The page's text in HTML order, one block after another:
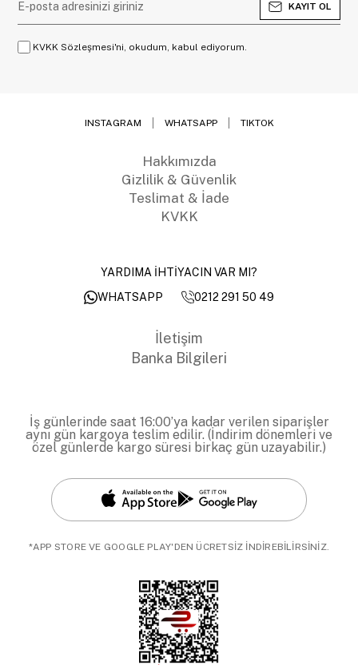
KAYIT OL
KVKK Sözleşmesi'ni, okudum, kabul ediyorum.
INSTAGRAM WHATSAPP TIKTOK
Hakkımızda
Gizlilik & Güvenlik
Teslimat & İade
KVKK
YARDIMA İHTİYACIN VAR MI?
WHATSAPP
0212 291 50 49
İletişim
Banka Bilgileri
İş günlerinde saat 16:00’ya kadar verilen siparişler
aynı gün kargoya teslim edilir. (İndirim dönemleri ve
özel günlerde kargo süresi birkaç gün uzayabilir.)
*APP STORE VE GOOGLE PLAY'DEN ÜCRETSİZ İNDİREBİLİRSİNİZ.